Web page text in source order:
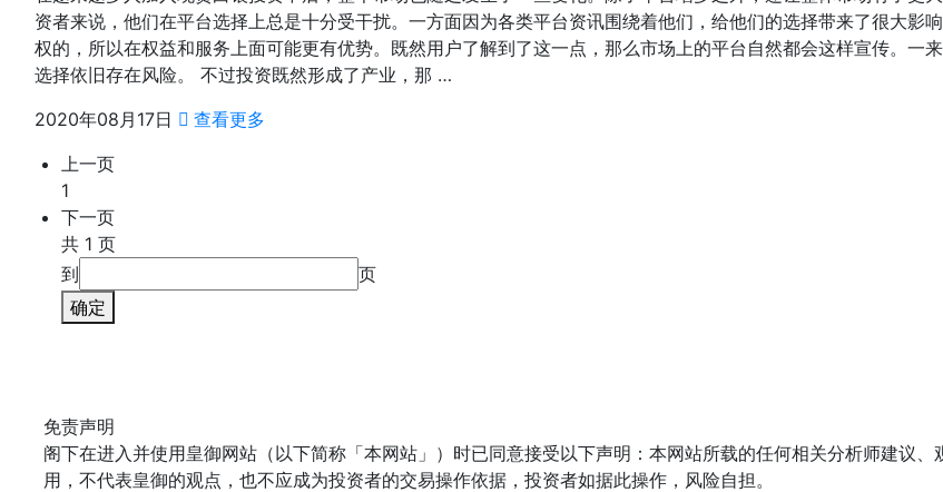
资者来说，他们在平台选择上总是十分受干扰。一方面因为各类平台资讯围绕着他们，给他们的选择带来了很大影
权的，所以在权益和服务上面可能更有优势。既然用户了解到了这一点，那么市场上的平台自然都会这样宣传。一
选择依旧存在风险。 不过投资既然形成了产业，那 …
2020年08月17日
查看更多
上一页
1
下一页
共 1 页
到
页
确定
免责声明
阁下在进入并使用皇御网站（以下简称「本网站」）时已同意接受以下声明：本网站所载的任何相关分析师建议
用，不代表皇御的观点，也不应成为投资者的交易操作依据，投资者如据此操作，风险自担。